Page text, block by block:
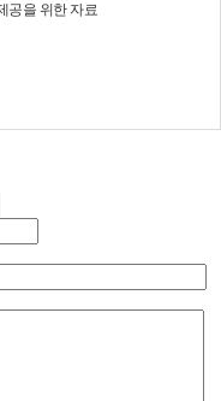
공을 위한 자료
에 의해 보존할 필요가 있는 경우
동의를 거부할 권리가 있습니다.
.